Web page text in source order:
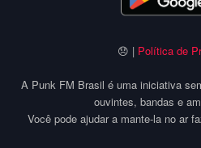
😞 | Política de
A Punk FM Brasil é uma iniciativa
ouvintes, bandas e
Você pode ajudar a mante-la no ar